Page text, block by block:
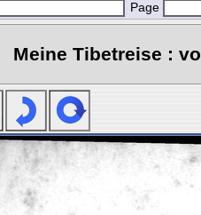
Page
Meine Tibetreise :